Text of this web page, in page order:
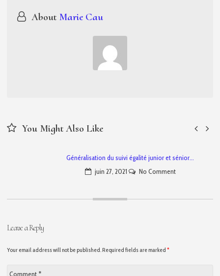
About Marie Cau
You Might Also Like
Généralisation du suivi égalité junior et sénior…
juin 27, 2021
No Comment
Leave a Reply
Your email address will not be published. Required fields are marked *
Comment